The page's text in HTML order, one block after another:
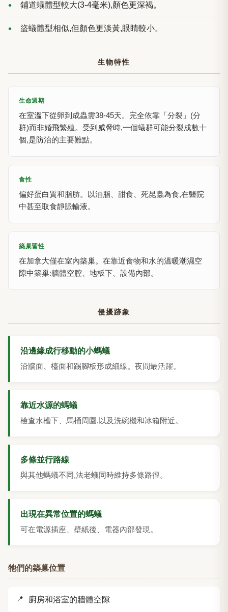
鋪道蟻體型較大(3-4毫米),顏色更深褐。
盜蟻體型相似,但顏色更淡黃,眼睛較小。
生物特性
生命週期
在室溫下從卵到成蟲需38-45天。完全依靠「分裂」(分
群)而非婚飛繁殖。受到威脅時,一個蟻群可能分裂成數十
個,是防治的主要難點。
食性
偏好蛋白質和脂肪。以油脂、甜食、死昆蟲為食,在醫院
中甚至取食靜脈輸液。
築巢習性
在加拿大僅在室內築巢。在靠近食物和水的溫暖潮濕空
隙中築巢:牆體空腔、地板下、設備內部。
侵擾跡象
沿邊緣成行移動的小螞蟻
沿牆面、檯面和踢腳板形成細線。夜間最活躍。
靠近水源的螞蟻
檢查水槽下、馬桶周圍,以及洗碗機和冰箱附近。
多條並行路線
與其他螞蟻不同,法老蟻同時維持多條路徑。
出現在異常位置的螞蟻
可在電源插座、壁紙後、電器內部發現。
牠們的築巢位置
廚房和浴室的牆體空隙